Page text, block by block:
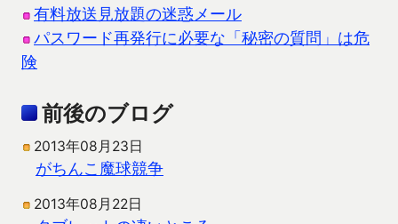
有料放送見放題の迷惑メール
パスワード再発行に必要な「秘密の質問」は危
険
前後のブログ
2013年08月23日
がちんこ魔球競争
2013年08月22日